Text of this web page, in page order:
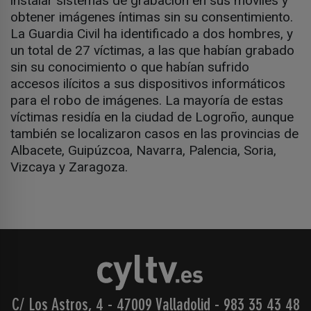
obtener imágenes íntimas sin su consentimiento.
La Guardia Civil ha identificado a dos hombres, y
un total de 27 víctimas, a las que habían grabado
sin su conocimiento o que habían sufrido
accesos ilícitos a sus dispositivos informáticos
para el robo de imágenes. La mayoría de estas
víctimas residía en la ciudad de Logroño, aunque
también se localizaron casos en las provincias de
Albacete, Guipúzcoa, Navarra, Palencia, Soria,
Vizcaya y Zaragoza.
C/ Los Astros, 4 - 47009 Valladolid - 983 35 43 48